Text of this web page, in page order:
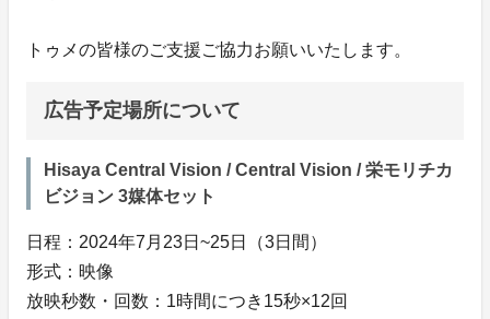
トゥメの皆様のご支援ご協力お願いいたします。
広告予定場所について
Hisaya Central Vision / Central Vision / 栄モリチカ
ビジョン 3媒体セット
日程：2024年7月23日~25日（3日間）
形式：映像
放映秒数・回数：1時間につき15秒×12回